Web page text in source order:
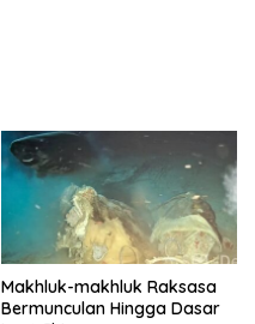
Makhluk-makhluk Raksasa
Bermunculan Hingga Dasar